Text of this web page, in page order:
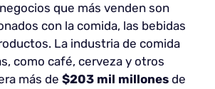
que más venden son
con la comida, las bebidas
La industria de comida
como café, cerveza y otros
más de $203 mil millones de